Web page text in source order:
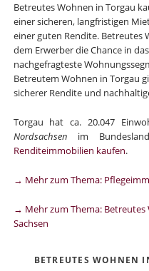
Betreutes Wohnen in Torgau
einer sicheren, langfristigen
einer guten Rendite. Betreutes
dem Erwerber die Chance in
nachgefragteste
Betreutem Wohnen in Torgau
sicherer Rendite und
Torgau hat ca. 20.047
Nordsachsen im
Renditeimmobilien kaufen.
→ Mehr zum Thema:
→ Mehr zum Thema: Betreutes
Sachsen
BETREUTES WOHNEN